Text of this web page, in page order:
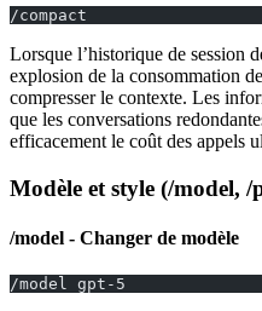
/compact
Lorsque l’historique de session
explosion de la consommation
compresser le contexte. Les
que les conversations
efficacement le coût des appels
Modèle et style (/model,
/model - Changer de modèle
/model gpt-5